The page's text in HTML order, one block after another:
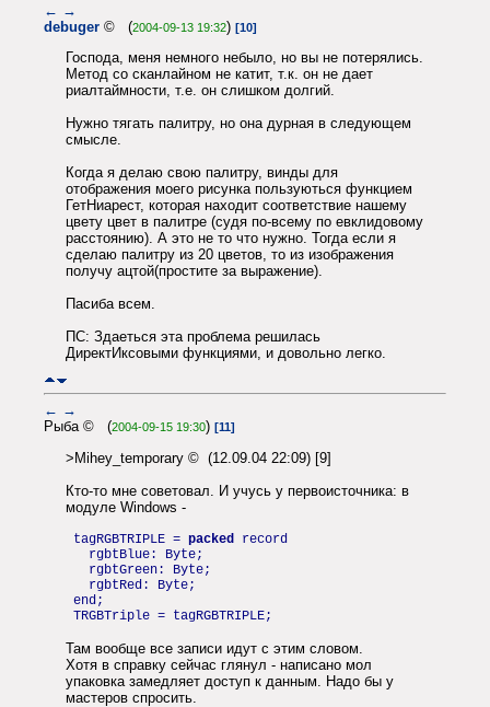
← →
debuger © (2004-09-13 19:32) [10]
Господа, меня немного небыло, но вы не потерялись.
Метод со сканлайном не катит, т.к. он не дает
риалтаймности, т.е. он слишком долгий.
Нужно тягать палитру, но она дурная в следующем
смысле.
Когда я делаю свою палитру, винды для
отображения моего рисунка пользуються функцием
ГетНиарест, которая находит соответствие нашему
цвету цвет в палитре (судя по-всему по евклидовому
расстоянию). А это не то что нужно. Тогда если я
сделаю палитру из 20 цветов, то из изображения
получу ацтой(простите за выражение).
Пасиба всем.
ПС: Здаеться эта проблема решилась
ДиректИксовыми функциями, и довольно легко.
← →
Рыба © (2004-09-15 19:30) [11]
>Mihey_temporary © (12.09.04 22:09) [9]
Кто-то мне советовал. И учусь у первоисточника: в
модуле Windows -
tagRGBTRIPLE = packed record
rgbtBlue: Byte;
rgbtGreen: Byte;
rgbtRed: Byte;
end;
TRGBTriple = tagRGBTRIPLE;
Там вообще все записи идут с этим словом.
Хотя в справку сейчас глянул - написано мол
упаковка замедляет доступ к данным. Надо бы у
мастеров спросить.